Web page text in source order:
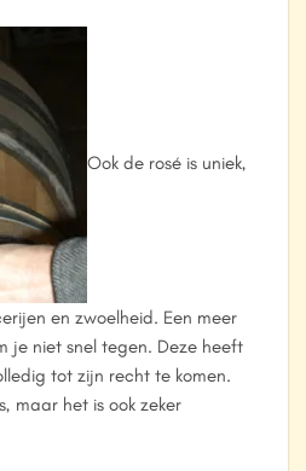
Ook de rosé is uniek,
en zwoelheid. Een meer
je niet snel tegen. Deze heeft
tot zijn recht te komen.
maar het is ook zeker